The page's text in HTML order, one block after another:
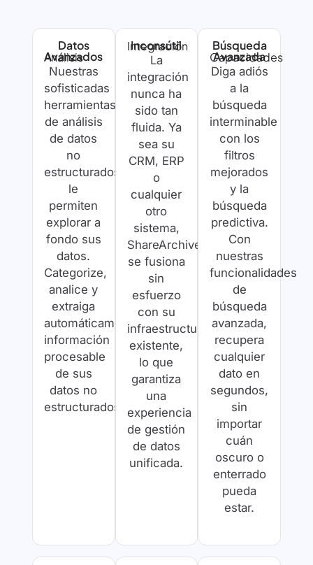
Datos
Avanzados
Análisis
Nuestras
sofisticadas
herramientas
de análisis
de datos
no
estructurados
le
permiten
explorar a
fondo sus
datos.
Categorize,
analice y
extraiga
automáticamente
información
procesable
de sus
datos no
estructurados.
Inconsútil
Integración
La
integración
nunca ha
sido tan
fluida. Ya
sea su
CRM, ERP
o
cualquier
otro
sistema,
ShareArchiver
se fusiona
sin
esfuerzo
con su
infraestructura
existente,
lo que
garantiza
una
experiencia
de gestión
de datos
unificada.
Búsqueda
Avanzada
Capacidades
Diga adiós
a la
búsqueda
interminable
con los
filtros
mejorados
y la
búsqueda
predictiva.
Con
nuestras
funcionalidades
de
búsqueda
avanzada,
recupera
cualquier
dato en
segundos,
sin
importar
cuán
oscuro o
enterrado
pueda
estar.